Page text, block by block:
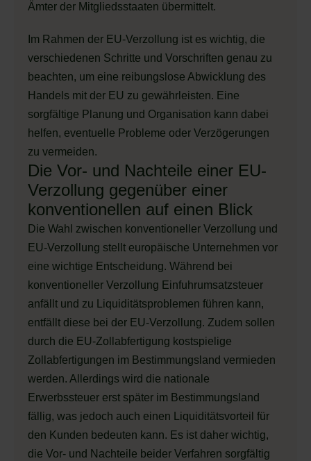
Ämter der Mitgliedsstaaten übermittelt.
Im Rahmen der EU-Verzollung ist es wichtig, die
verschiedenen Schritte und Vorschriften genau zu
beachten, um eine reibungslose Abwicklung des
Handels mit der EU zu gewährleisten. Eine
sorgfältige Planung und Organisation kann dabei
helfen, eventuelle Probleme oder Verzögerungen
zu vermeiden.
Die Vor- und Nachteile einer EU-
Verzollung gegenüber einer
konventionellen auf einen Blick
Die Wahl zwischen konventioneller Verzollung und
EU-Verzollung stellt europäische Unternehmen vor
eine wichtige Entscheidung. Während bei
konventioneller Verzollung Einfuhrumsatzsteuer
anfällt und zu Liquiditätsproblemen führen kann,
entfällt diese bei der EU-Verzollung. Zudem sollen
durch die EU-Zollabfertigung kostspielige
Zollabfertigungen im Bestimmungsland vermieden
werden. Allerdings wird die nationale
Erwerbssteuer erst später im Bestimmungsland
fällig, was jedoch auch einen Liquiditätsvorteil für
den Kunden bedeuten kann. Es ist daher wichtig,
die Vor- und Nachteile beider Verfahren sorgfältig